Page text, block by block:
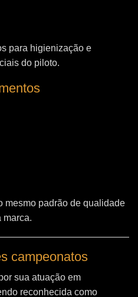
para higienização e
do piloto.
mesmo padrão de qualidade
marca.
campeonatos
sua atuação em
reconhecida como